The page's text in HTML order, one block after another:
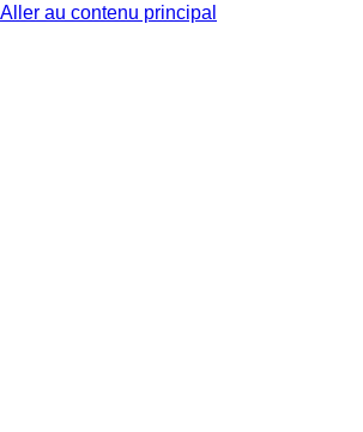
Aller au contenu principal